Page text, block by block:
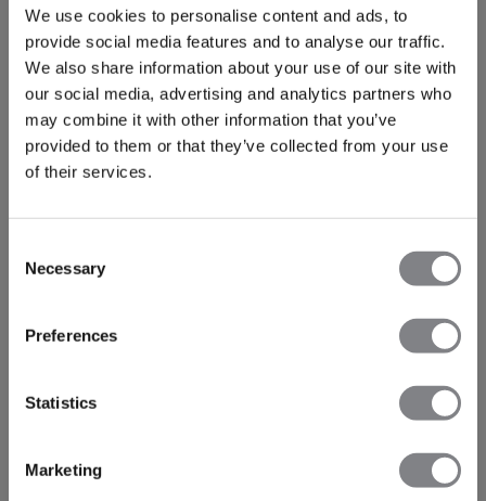
We use cookies to personalise content and ads, to
provide social media features and to analyse our traffic.
We also share information about your use of our site with
our social media, advertising and analytics partners who
may combine it with other information that you’ve
provided to them or that they’ve collected from your use
of their services.
Selection
Necessary
Preferences
Statistics
Marketing